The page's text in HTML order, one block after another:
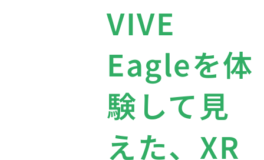
VIVE
Eagleを体
験して見
えた、XR